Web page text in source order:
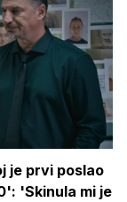
je prvi poslao
'Skinula mi je